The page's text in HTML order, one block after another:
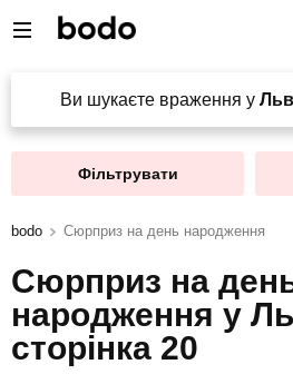
Ви шукаєте враження у
Фільтрувати
bodo Сюрприз на день народження
Сюрприз на
народження у
сторінка 20